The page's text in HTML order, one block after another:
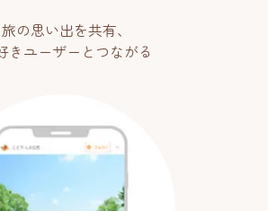
旅の思い出を共有、
きユーザーとつながる